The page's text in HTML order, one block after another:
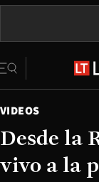
VIDEOS
Desde la
vivo a la